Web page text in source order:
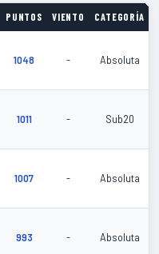
PUNTOS VIENTO CATEGORÍA
1048 - Absoluta
1011 - Sub20
1007 - Absoluta
993 - Absoluta